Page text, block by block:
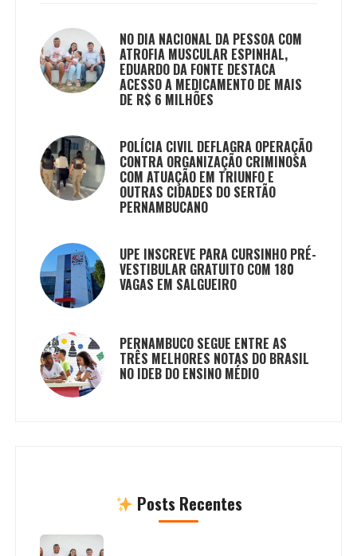
NO DIA NACIONAL DA PESSOA COM
ATROFIA MUSCULAR ESPINHAL,
EDUARDO DA FONTE DESTACA
ACESSO A MEDICAMENTO DE MAIS
DE R$ 6 MILHÕES
POLÍCIA CIVIL DEFLAGRA OPERAÇÃO
CONTRA ORGANIZAÇÃO CRIMINOSA
COM ATUAÇÃO EM TRIUNFO E
OUTRAS CIDADES DO SERTÃO
PERNAMBUCANO
UPE INSCREVE PARA CURSINHO PRÉ-
VESTIBULAR GRATUITO COM 180
VAGAS EM SALGUEIRO
PERNAMBUCO SEGUE ENTRE AS
TRÊS MELHORES NOTAS DO BRASIL
NO IDEB DO ENSINO MÉDIO
Posts Recentes